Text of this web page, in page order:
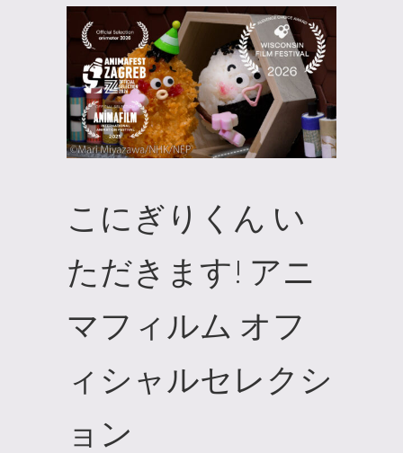
こにぎりくん い
ただきます! アニ
マフィルム オフ
ィシャルセレクシ
ョン